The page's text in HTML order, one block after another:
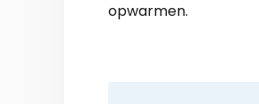
opwarmen.